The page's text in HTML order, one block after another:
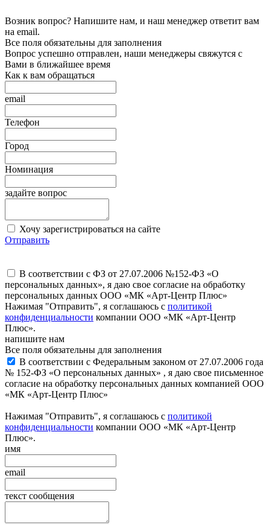
Возник вопрос? Напишите нам, и наш менеджер ответит вам
на email.
Все поля обязательны для заполнения
Вопрос успешно отправлен, наши менеджеры свяжутся с
Вами в ближайшее время
Как к вам обращаться
email
Телефон
Город
Номинация
задайте вопрос
Хочу зарегистрироваться на сайте
Отправить
В соответствии с ФЗ от 27.07.2006 №152-ФЗ «О
персональных данных», я даю свое согласие на обработку
персональных данных ООО «МК «Арт-Центр Плюс»
Нажимая "Отправить", я соглашаюсь с политикой
конфиденциальности компании ООО «МК «Арт-Центр
Плюс».
напишите нам
Все поля обязательны для заполнения
В соответствии с Федеральным законом от 27.07.2006 года
№ 152-ФЗ «О персональных данных» , я даю свое письменное
согласие на обработку персональных данных компанией ООО
«МК «Арт-Центр Плюс»
Нажимая "Отправить", я соглашаюсь с политикой
конфиденциальности компании ООО «МК «Арт-Центр
Плюс».
имя
email
текст сообщения